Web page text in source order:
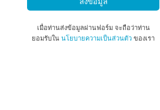
เมื่อท่านส่งข้อมูลผ่านฟอร์ม จะถือว่าท่าน
ยอมรับใน นโยบายความเป็นส่วนตัวของเรา